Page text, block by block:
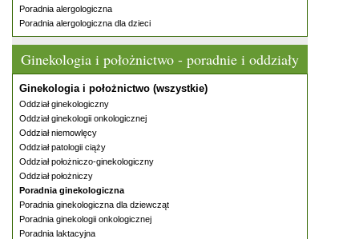
Poradnia alergologiczna
Poradnia alergologiczna dla dzieci
Ginekologia i położnictwo - poradnie i oddziały
Ginekologia i położnictwo (wszystkie)
Oddział ginekologiczny
Oddział ginekologii onkologicznej
Oddział niemowlęcy
Oddział patologii ciąży
Oddział położniczo-ginekologiczny
Oddział położniczy
Poradnia ginekologiczna
Poradnia ginekologiczna dla dziewcząt
Poradnia ginekologii onkologicznej
Poradnia laktacyjna